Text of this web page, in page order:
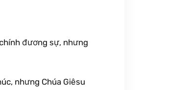
đương sự, nhưng
nhưng Chúa Giêsu